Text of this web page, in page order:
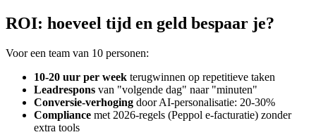
ROI: hoeveel tijd en geld bespaar je?
Voor een team van 10 personen:
10-20 uur per week terugwinnen op repetitieve taken
Leadrespons van "volgende dag" naar "minuten"
Conversie-verhoging door AI-personalisatie: 20-30%
Compliance met 2026-regels (Peppol e-facturatie) zonder
extra tools